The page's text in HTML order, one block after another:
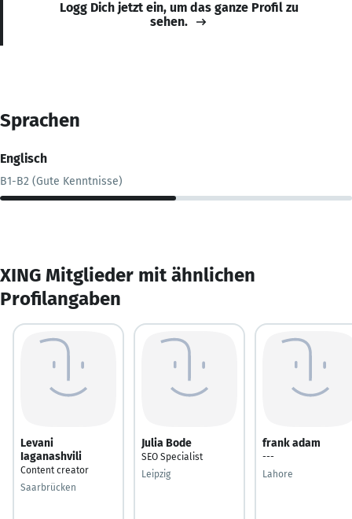
Logg Dich jetzt ein, um das ganze Profil zu
sehen.
Sprachen
Englisch
B1-B2 (Gute Kenntnisse)
XING Mitglieder mit ähnlichen
Profilangaben
Levani
Iaganashvili
Content creator
Saarbrücken
Julia Bode
SEO Specialist
Leipzig
frank adam
---
Lahore